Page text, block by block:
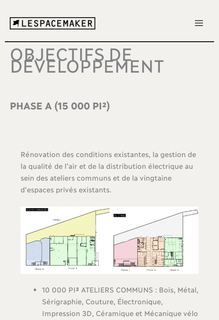
contenu
OBJECTIFS DE
DÉVELOPPEMENT
PHASE A (15 000 PI²)
Rénovation des conditions existantes, la gestion de
la qualité de l’air et de la distribution électrique au
sein des ateliers communs et de la vingtaine
d’espaces privés existants.
10 000 PI²ATELIERS COMMUNS : Bois, Métal,
Sérigraphie, Couture, Électronique,
Impression 3D, Céramique et Mécanique vélo